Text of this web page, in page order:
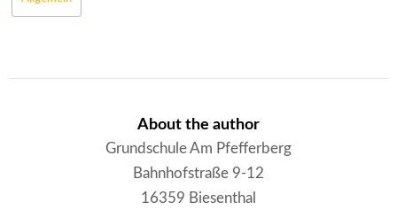
About the author
Grundschule Am Pfefferberg
Bahnhofstraße 9-12
16359 Biesenthal